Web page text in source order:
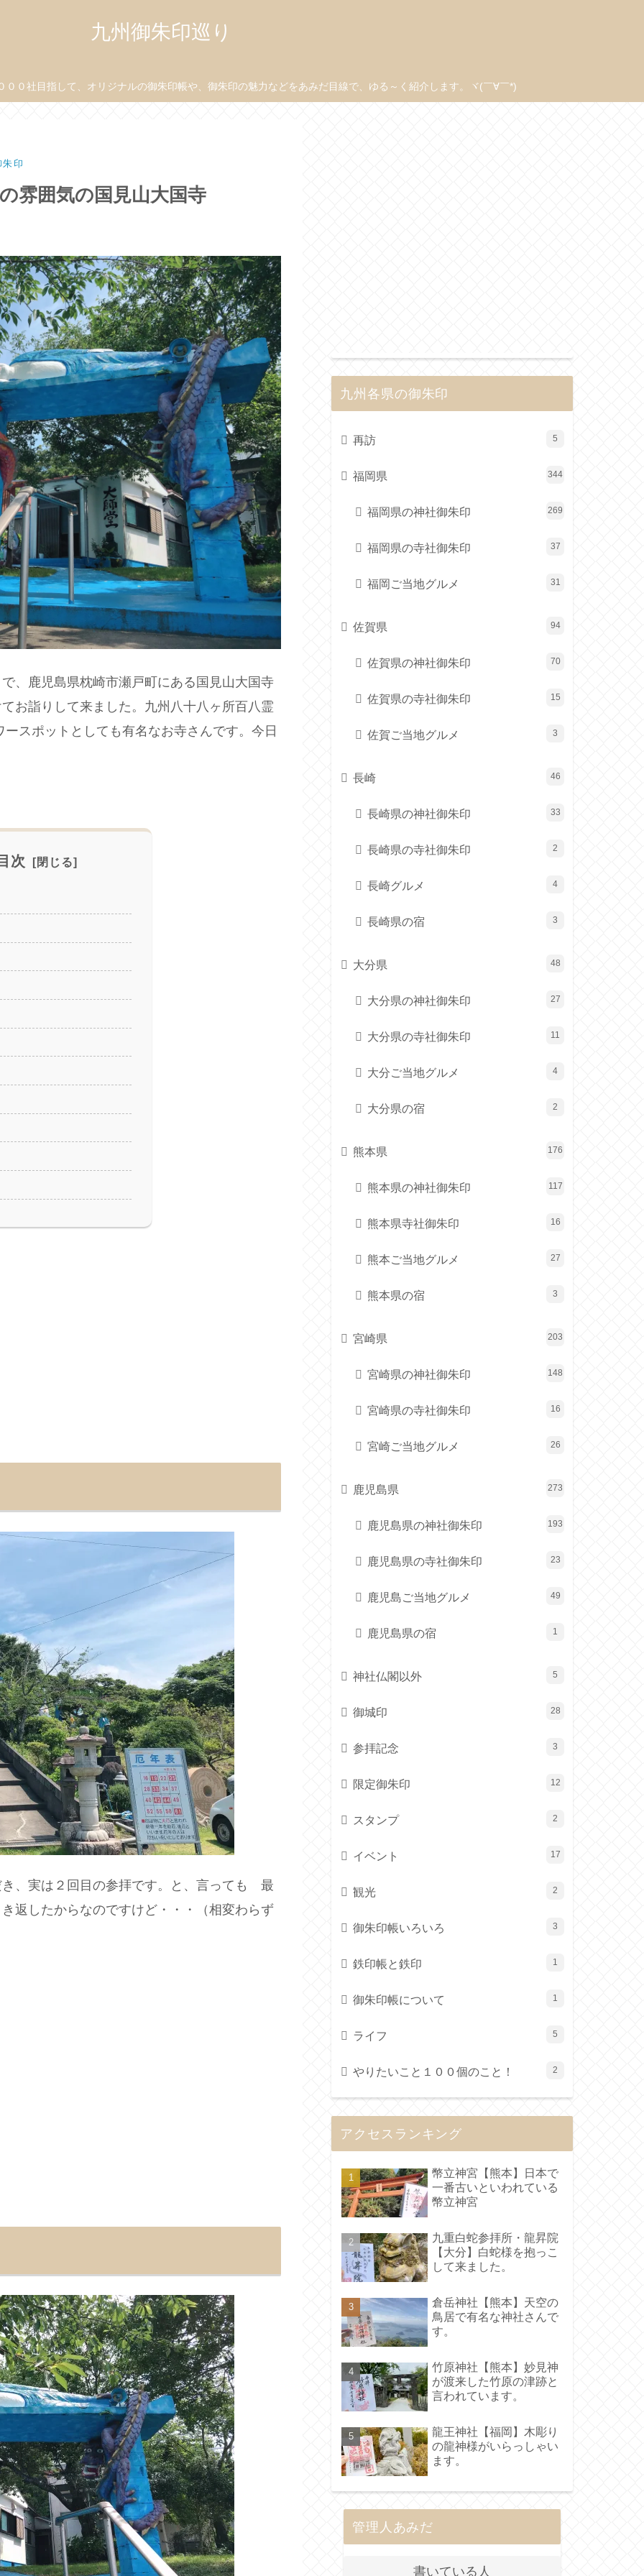
九州御朱印巡り
０社目指して、オリジナルの御朱印帳や、御朱印の魅力などをあみだ目線で、ゆる～く紹介します。ヾ(￣∀￣*)
朱印
雰囲気の国見山大国寺
、鹿児島県枕崎市瀬戸町にある国見山大国寺
お詣りして来ました。九州八十八ヶ所百八霊
スポットとしても有名なお寺さんです。今日
次
、実は２回目の参拝です。と、言っても 最
したからなのですけど・・・（相変わらず
九州各県の御朱印
再訪 5
福岡県 344
福岡県の神社御朱印 269
福岡県の寺社御朱印 37
福岡ご当地グルメ 31
佐賀県 94
佐賀県の神社御朱印 70
佐賀県の寺社御朱印 15
佐賀ご当地グルメ 3
長崎 46
長崎県の神社御朱印 33
長崎県の寺社御朱印 2
長崎グルメ 4
長崎県の宿 3
大分県 48
大分県の神社御朱印 27
大分県の寺社御朱印 11
大分ご当地グルメ 4
大分県の宿 2
熊本県 176
熊本県の神社御朱印 117
熊本県寺社御朱印 16
熊本ご当地グルメ 27
熊本県の宿 3
宮崎県 203
宮崎県の神社御朱印 148
宮崎県の寺社御朱印 16
宮崎ご当地グルメ 26
鹿児島県 273
鹿児島県の神社御朱印 193
鹿児島県の寺社御朱印 23
鹿児島ご当地グルメ 49
鹿児島県の宿 1
神社仏閣以外 5
御城印 28
参拝記念 3
限定御朱印 12
スタンプ 2
イベント 17
観光 2
御朱印帳いろいろ 3
鉄印帳と鉄印 1
御朱印帳について 1
ライフ 5
やりたいこと１００個のこと！ 2
アクセスランキング
幣立神宮【熊本】日本で
一番古いといわれている
幣立神宮
九重白蛇参拝所・龍昇院
【大分】白蛇様を抱っこ
して来ました。
倉岳神社【熊本】天空の
鳥居で有名な神社さんで
す。
竹原神社【熊本】妙見神
が渡来した竹原の津跡と
言われています。
龍王神社【福岡】木彫り
の龍神様がいらっしゃい
ます。
管理人あみだ
書いている人